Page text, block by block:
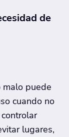
de
malo puede
cuando no
lugares,